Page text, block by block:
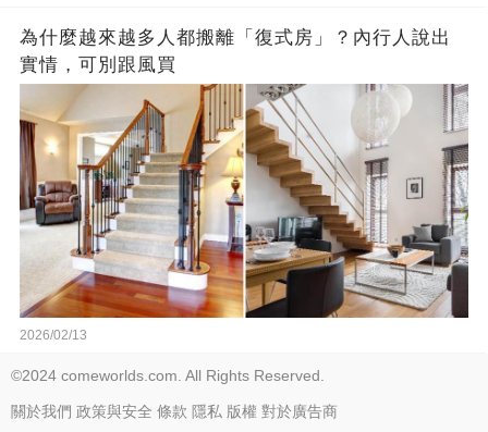
為什麼越來越多人都搬離「復式房」？內行人說出
實情，可別跟風買
2026/02/13
©2024 comeworlds.com. All Rights Reserved.
關於我們 政策與安全 條款 隱私 版權 對於廣告商